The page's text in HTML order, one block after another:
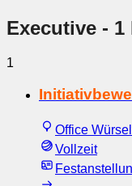
Executive - 1
1
Office
Vollzeit